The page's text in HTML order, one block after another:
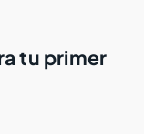
tu primer